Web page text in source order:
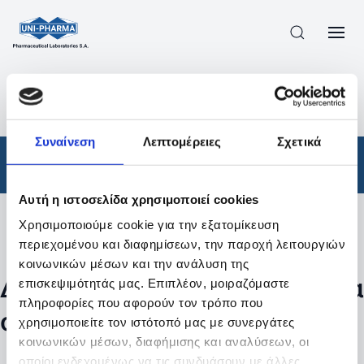
Συναίνεση Λεπτομέρειες Σχετικά
Αυτή η ιστοσελίδα χρησιμοποιεί cookies
Χρησιμοποιούμε cookie για την εξατομίκευση
περιεχομένου και διαφημίσεων, την παροχή λειτουργιών
κοινωνικών μέσων και την ανάλυση της
επισκεψιμότητάς μας. Επιπλέον, μοιραζόμαστε
πληροφορίες που αφορούν τον τρόπο που
χρησιμοποιείτε τον ιστότοπό μας με συνεργάτες
κοινωνικών μέσων, διαφήμισης και αναλύσεων, οι
οποίοι ενδεχομένως να τις συνδυάσουν με άλλες
ΠΡΟΪΟΝΤΑ
ΑΠΟΤΕΛΕΣΜΑΤΑ ΑΝΑΖΗΤΗΣΗΣ
Φάρμακα
Φίλτρα
Δεν βρέθηκαν προϊόντα με τα
συγκεκριμένα φίλτρα